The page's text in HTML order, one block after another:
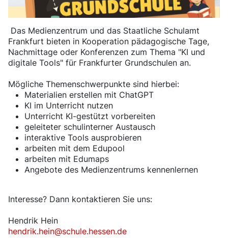
Das Medienzentrum und das Staatliche Schulamt
Frankfurt bieten in Kooperation pädagogische Tage,
Nachmittage oder Konferenzen zum Thema "KI und
digitale Tools" für Frankfurter Grundschulen an.
Mögliche Themenschwerpunkte sind hierbei:
Materialien erstellen mit ChatGPT
KI im Unterricht nutzen
Unterricht KI-gestützt vorbereiten
geleiteter schulinterner Austausch
interaktive Tools ausprobieren
arbeiten mit dem Edupool
arbeiten mit Edumaps
Angebote des Medienzentrums kennenlernen
Interesse? Dann kontaktieren Sie uns:
Hendrik Hein
hendrik.hein@schule.hessen.de